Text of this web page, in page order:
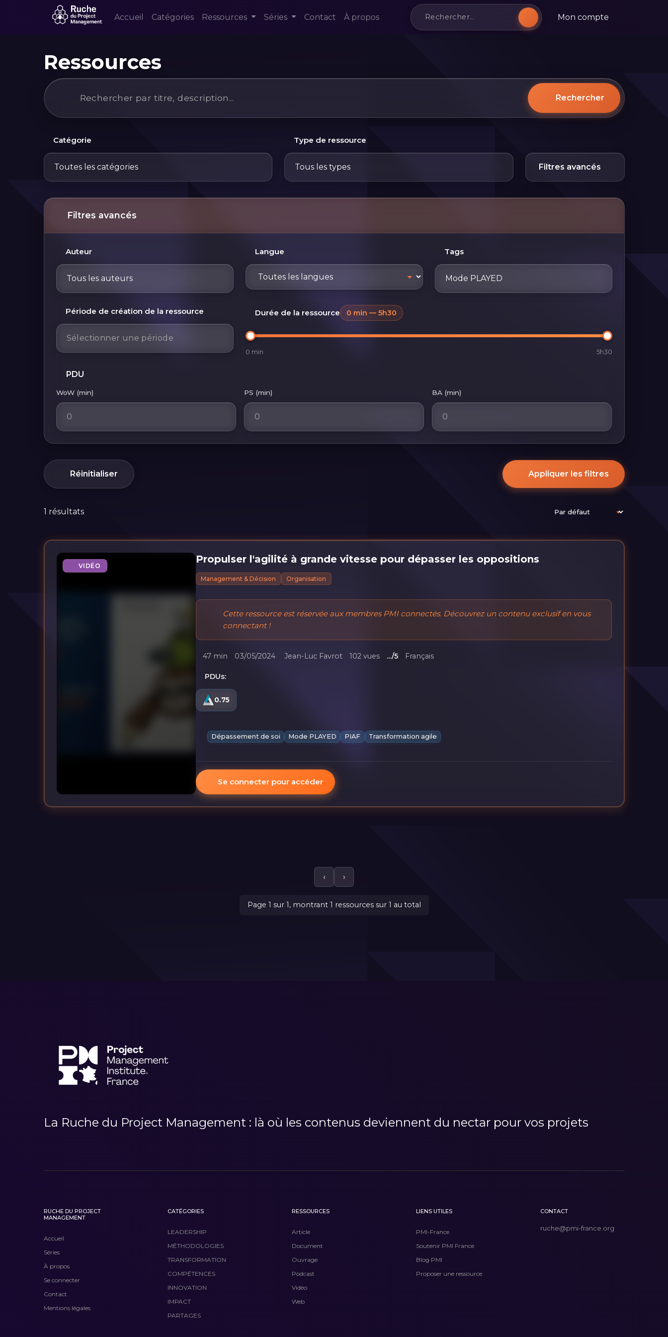
Accueil Catégories Ressources Séries Contact À propos Mon compte
Ressources
Rechercher
Catégorie
Toutes les catégories
Type de ressource
Tous les types Filtres avancés
Filtres avancés
Auteur
Tous les auteurs
Langue Tags
Mode PLAYED
Période de création de la ressource Durée de la ressource 0 min — 5h30
0 min 5h30
PDU
WoW (min) PS (min) BA (min)
Réinitialiser Appliquer les filtres
1 résultats
VIDÉO
Propulser l'agilité à grande vitesse pour dépasser les oppositions
Management & Décision Organisation
Cette ressource est réservée aux membres PMI connectés. Découvrez un contenu exclusif en vous
connectant !
47 min 03/05/2024 Jean-Luc Favrot 102 vues .../5 Français
PDUs:
0.75
Dépassement de soi Mode PLAYED PIAF Transformation agile
Se connecter pour accéder
‹ ›
Page 1 sur 1, montrant 1 ressources sur 1 au total
La Ruche du Project Management : là où les contenus deviennent du nectar pour vos projets
RUCHE DU PROJECT
MANAGEMENT
Accueil
Séries
À propos
Se connecter
Contact
Mentions légales
CATÉGORIES
LEADERSHIP
MÉTHODOLOGIES
TRANSFORMATION
COMPÉTENCES
INNOVATION
IMPACT
PARTAGES
RESSOURCES
Article
Document
Ouvrage
Podcast
Vidéo
Web
LIENS UTILES
PMI-France
Soutenir PMI France
Blog PMI
Proposer une ressource
CONTACT
ruche@pmi-france.org